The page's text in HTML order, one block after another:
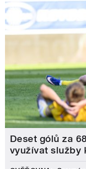
Deset gólů za
využívat služby